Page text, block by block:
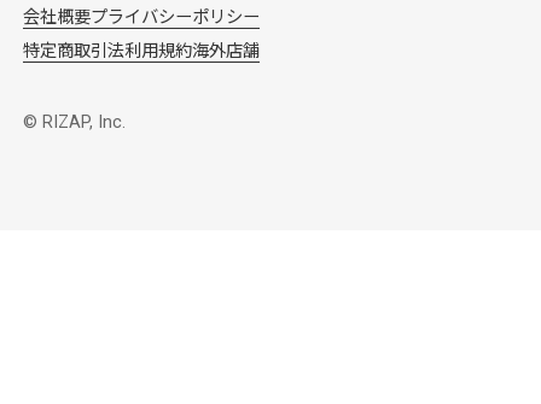
会社概要プライバシーポリシー
特定商取引法利用規約海外店舗
© RIZAP, Inc.